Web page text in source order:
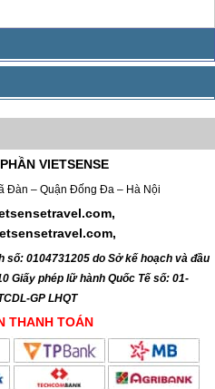
VIETSENSE
Đàn – Quận Đống Đa – Hà Nội
số: 0104731205 do Sở kế hoạch và đầu
Giấy phép lữ hành Quốc Tế số: 01-
GP LHQT
THANH TOÁN